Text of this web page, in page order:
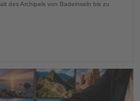
des Archipels von Badeinseln bis zu